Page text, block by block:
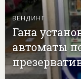
ВЕНДИНГ
Гана
автоматы